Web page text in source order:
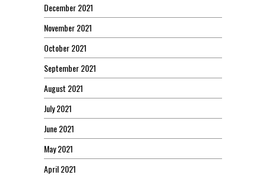
December 2021
November 2021
October 2021
September 2021
August 2021
July 2021
June 2021
May 2021
April 2021